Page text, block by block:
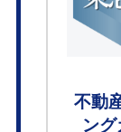
不動
ン